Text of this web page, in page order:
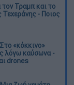
Τραμπ και το
Τεχεράνης - Ποιος
«κόκκινο»
λόγω καύσωνα -
drones